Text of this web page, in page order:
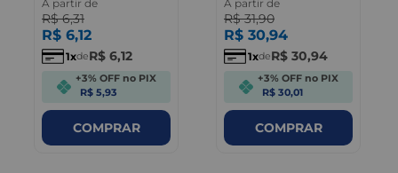
A partir de
R$ 6,31
R$ 6,12
1 deR$ 6,12
+3% OFF no PIX
R$ 5,93
COMPRAR
A partir de
R$ 31,90
R$ 30,94
1 deR$ 30,94
+3% OFF no PIX
R$ 30,01
COMPRAR